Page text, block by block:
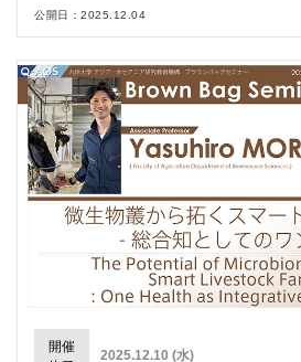
公開日：2025.12.04
開催
2025.12.10 (水)